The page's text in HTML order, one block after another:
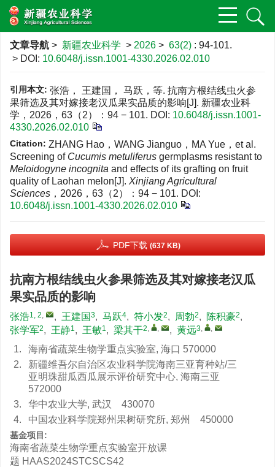
文章导航 > 新疆农业科学 > 2026 > 63(2) : 94-101.
> DOI: 10.6048/j.issn.1001-4330.2026.02.010
引用本文: 张浩， 王建国， 马跃，等. 抗南方根结线虫火参
果筛选及其对嫁接老汉瓜果实品质的影响[J]. 新疆农业科
学，2026，63（2）：94 − 101. DOI: 10.6048/j.issn.1001-
4330.2026.02.010
Citation: ZHANG Hao，WANG Jianguo，MA Yue，et al.
Screening of Cucumis metuliferus germplasms resistant to
Meloidogyne incognita and effects of its grafting on fruit
quality of Laohan melon[J]. Xinjiang Agricultural
Sciences ，2026，63（2）：94 − 101. DOI:
10.6048/j.issn.1001-4330.2026.02.010
PDF下载 (637 KB)
抗南方根结线虫火参果筛选及其对嫁接老汉瓜
果实品质的影响
张浩1, 2, , 王建国3, 马跃4, 符小发2, 周勃2, 陈积豪2,
张学军2, 王静1, 王敏1, 梁其干2, , , 黄远3, ,
1.
海南省蔬菜生物学重点实验室, 海口 570000
2.
新疆维吾尔自治区农业科学院海南三亚育种站/三
亚明珠甜瓜西瓜展示评价研究中心, 海南三亚
572000
3.
华中农业大学, 武汉 430070
4.
中国农业科学院郑州果树研究所, 郑州 450000
基金项目:
海南省蔬菜生物学重点实验室开放课
题 HAAS2024STCSCS42